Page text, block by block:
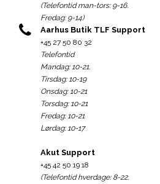
(Telefontid man-tors: 9-16.
Fredag: 9-14)
Aarhus Butik TLF Support
+45 27 50 80 32
Telefontid
Mandag: 10-21.
Tirsdag: 10-19
Onsdag: 10-21
Torsdag: 10-21
Fredag: 10-21
Lørdag: 10-17
Akut Support
+45 42 50 19 18
(Telefontid hverdage: 8-22.